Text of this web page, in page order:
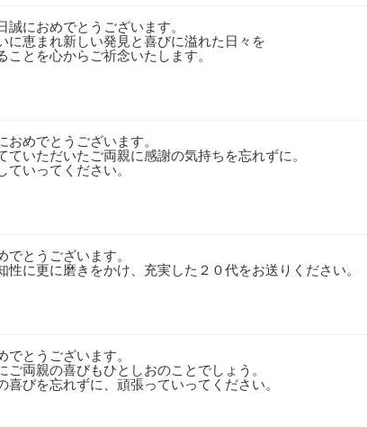
誠におめでとうございます。
に恵まれ新しい発見と喜びに溢れた日々を
ことを心からご祈念いたします。
おめでとうございます。
ていただいたご両親に感謝の気持ちを忘れずに。
ていってください。
でとうございます。
性に更に磨きをかけ、充実した２０代をお送りください。
でとうございます。
ご両親の喜びもひとしおのことでしょう。
喜びを忘れずに、頑張っていってください。